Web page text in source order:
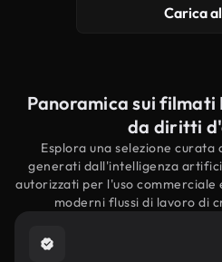
Carica
Panoramica sui filmati
da diritti
Esplora una selezione
generati dall'intelligenza
autorizzati per l'uso
moderni flussi di lavoro di